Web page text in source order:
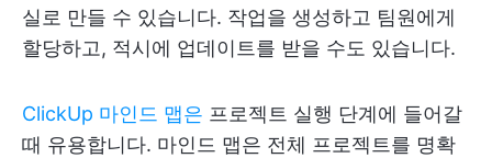
실로 만들 수 있습니다. 작업을 생성하고 팀원에게
할당하고, 적시에 업데이트를 받을 수도 있습니다.
ClickUp 마인드 맵은 프로젝트 실행 단계에 들어갈
때 유용합니다. 마인드 맵은 전체 프로젝트를 명확